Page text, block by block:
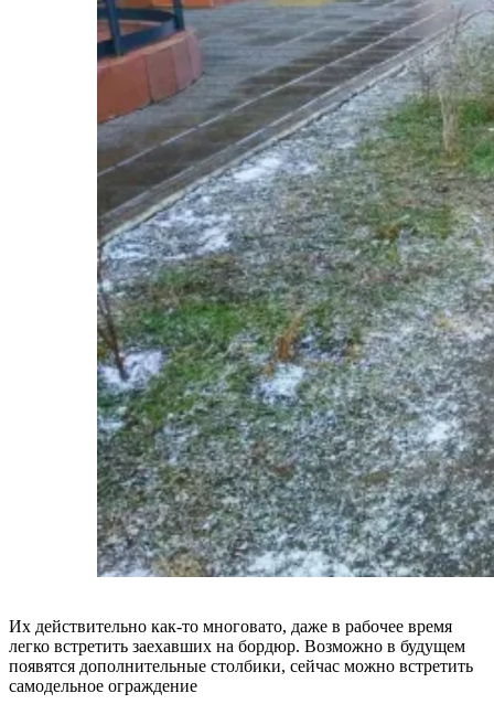
Их действительно как-то многовато, даже в рабочее время
легко встретить заехавших на бордюр. Возможно в будущем
появятся дополнительные столбики, сейчас можно встретить
самодельное ограждение